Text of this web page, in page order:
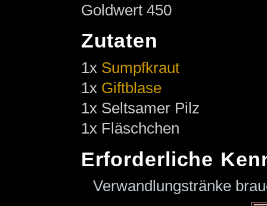
Goldwert 450
Zutaten
1x Sumpfkraut
1x Giftblase
1x Seltsamer Pilz
1x Fläschchen
Erforderliche
Verwandlungstränke